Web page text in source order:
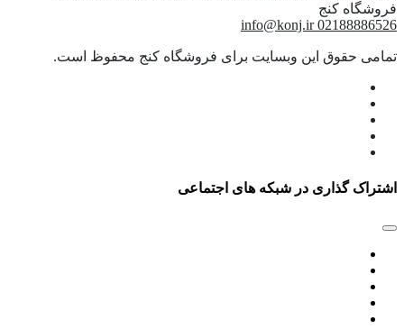
02188886526
info@konj.ir
تمامی حقوق این وبسایت برای فروشگاه کنج محفوظ است.
اشتراک گذاری در شبکه های اجتماعی